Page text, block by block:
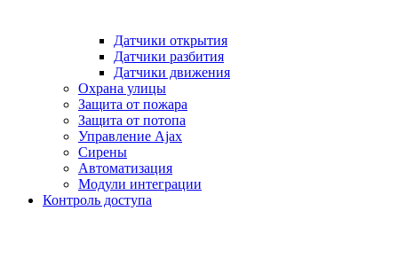
Датчики открытия
Датчики разбития
Датчики движения
Охрана улицы
Защита от пожара
Защита от потопа
Управление Ajax
Сирены
Автоматизация
Модули интеграции
Контроль доступа